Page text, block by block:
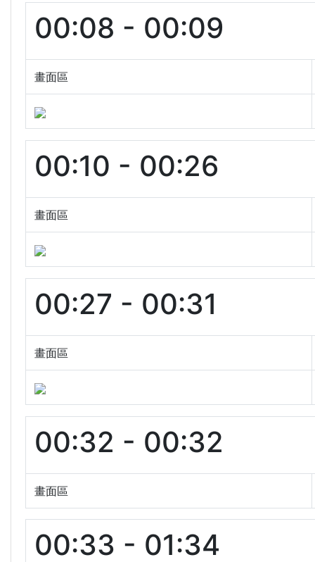
00:08 - 00:09
畫面區
00:10 - 00:26
畫面區
00:27 - 00:31
畫面區
00:32 - 00:32
畫面區
00:33 - 01:34